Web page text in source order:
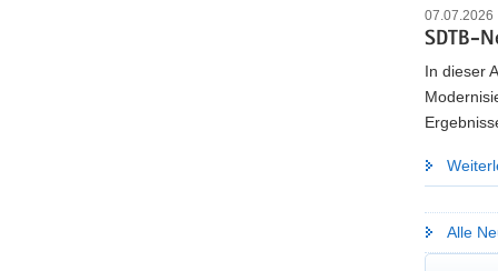
07.07.2026
SDTB-
In dieser
Alle